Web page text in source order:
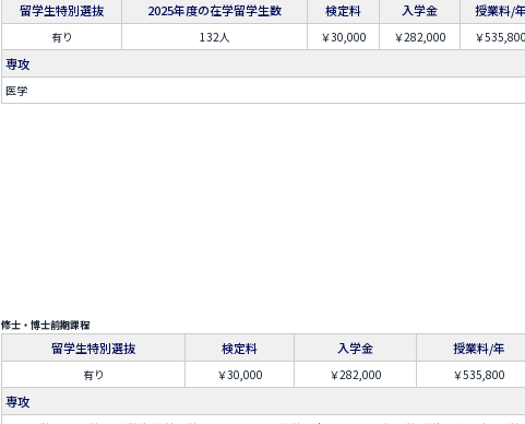
留学生特別選抜 2025年度の在学留学生数 検定料 入学金 授業料/
有り 132人 ￥30,000 ￥282,000 ￥
専攻
医学
修士・博士前期課程
留学生特別選抜 検定料 入学金 授業料/年
有り ￥30,000 ￥282,000 ￥535,800
専攻